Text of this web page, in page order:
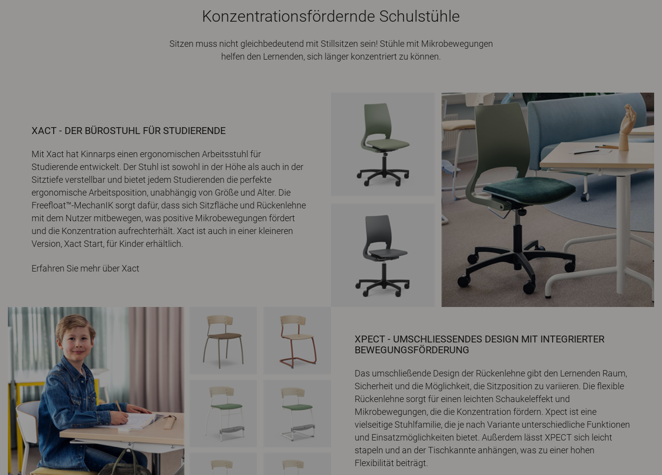
Konzentrationsfördernde Schulstühle
Sitzen muss nicht gleichbedeutend mit Stillsitzen sein! Stühle mit Mikrobewegungen
helfen den Lernenden, sich länger konzentriert zu können.
XACT - DER BÜROSTUHL FÜR STUDIERENDE
Mit Xact hat Kinnarps einen ergonomischen Arbeitsstuhl für
Studierende entwickelt. Der Stuhl ist sowohl in der Höhe als auch in der
Sitztiefe verstellbar und bietet jedem Studierenden die perfekte
ergonomische Arbeitsposition, unabhängig von Größe und Alter. Die
Freefloat™-MechanIK sorgt dafür, dass sich Sitzfläche und Rückenlehne
mit dem Nutzer mitbewegen, was positive Mikrobewegungen fördert
und die Konzentration aufrechterhält. Xact ist auch in einer kleineren
Version, Xact Start, für Kinder erhältlich.
Erfahren Sie mehr über Xact
XPECT - UMSCHLIESSENDES DESIGN MIT INTEGRIERTER B
EWEGUNGSFÖRDERUNG
Das umschließende Design der Rückenlehne gibt den Lernenden Raum,
Sicherheit und die Möglichkeit, die Sitzposition zu variieren. Die flexible
Rückenlehne sorgt für einen leichten Schaukeleffekt und
Mikrobewegungen, die die Konzentration fördern. Xpect ist eine
vielseitige Stuhlfamilie, die je nach Variante unterschiedliche Funktionen
und Einsatzmöglichkeiten bietet. Außerdem lässt XPECT sich leicht
stapeln und an der Tischkannte anhängen, was zu einer hohen
Flexibilität beiträgt.